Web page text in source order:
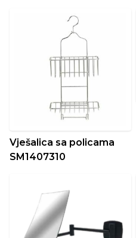
Vješalica sa policama
SM1407310